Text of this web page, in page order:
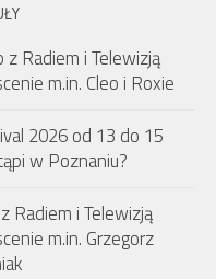
Radiem i Telewizją
m.in. Cleo i Roxie
2026 od 13 do 15
w Poznaniu?
Radiem i Telewizją
m.in. Grzegorz